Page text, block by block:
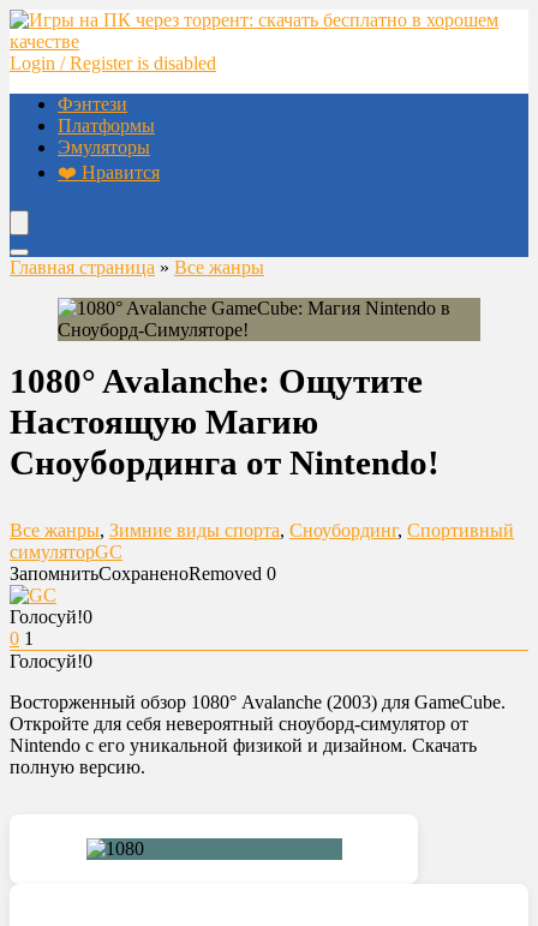
Login / Register is disabled
Фэнтези
Платформы
Эмуляторы
❤️ Нравится
Главная страница » Все жанры
1080° Avalanche: Ощутите
Настоящую Магию
Сноубординга от Nintendo!
Все жанры, Зимние виды спорта, Сноубординг, Спортивный
симуляторGC
ЗапомнитьСохраненоRemoved 0
Голосуй!0
0 1
Голосуй!0
Восторженный обзор 1080° Avalanche (2003) для GameCube.
Откройте для себя невероятный сноуборд-симулятор от
Nintendo с его уникальной физикой и дизайном. Скачать
полную версию.